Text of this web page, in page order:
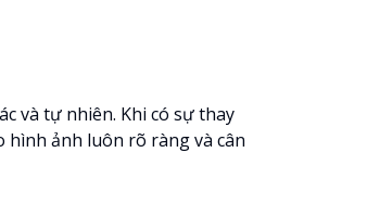
- Tầm quan sát hồng ngoại
thông tin chi tiết và mua
và tự nhiên. Khi có sự thay
hình ảnh luôn rõ ràng và cân